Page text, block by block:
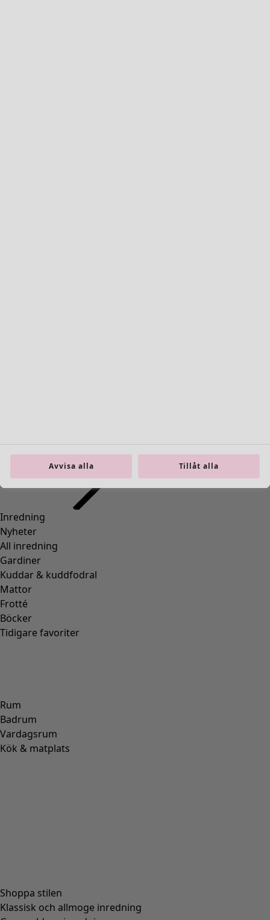
Inredning
Nyheter
All inredning
Gardiner
Kuddar & kuddfodral
Mattor
Frotté
Böcker
Tidigare favoriter
Rum
Badrum
Vardagsrum
Kök & matplats
Shoppa stilen
Klassisk och allmoge inredning
Avvisa alla Tillåt alla